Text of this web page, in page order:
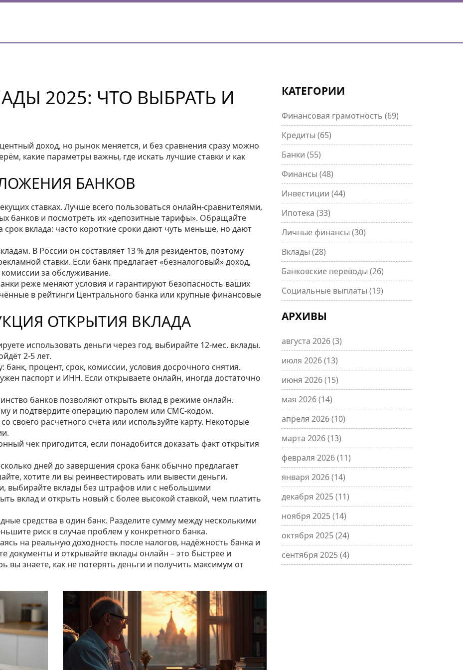
2025: ЧТО ВЫБРАТЬ И
доход, но рынок меняется, и без сравнения сразу можно
какие параметры важны, где искать лучшие ставки и как
БАНКОВ
ставках. Лучше всего пользоваться онлайн‑сравнителями,
банков и посмотреть их «депозитные тарифы». Обращайте
вклада: часто короткие сроки дают чуть меньше, но дают
В России он составляет 13 % для резидентов, поэтому
ставки. Если банк предлагает «безналоговый» доход,
за обслуживание.
реже меняют условия и гарантируют безопасность ваших
в рейтинги Центрального банка или крупные финансовые
ОТКРЫТИЯ ВКЛАДА
использовать деньги через год, выбирайте 12‑мес. вклады.
2‑5 лет.
банк, процент, срок, комиссии, условия досрочного снятия.
паспорт и ИНН. Если открываете онлайн, иногда достаточно
банков позволяют открыть вклад в режиме онлайн.
и подтвердите операцию паролем или СМС‑кодом.
своего расчётного счёта или используйте карту. Некоторые
чек пригодится, если понадобится доказать факт открытия
дней до завершения срока банк обычно предлагает
хотите ли вы реинвестировать или вывести деньги.
выбирайте вклады без штрафов или с небольшими
вклад и открыть новый с более высокой ставкой, чем платить
средства в один банк. Разделите сумму между несколькими
риск в случае проблем у конкретного банка.
на реальную доходность после налогов, надёжность банка и
документы и открывайте вклады онлайн – это быстрее и
вы знаете, как не потерять деньги и получить максимум от
КАТЕГОРИИ
Финансовая грамотность (69)
Кредиты (65)
Банки (55)
Финансы (48)
Инвестиции (44)
Ипотека (33)
Личные финансы (30)
Вклады (28)
Банковские переводы (26)
Социальные выплаты (19)
АРХИВЫ
августа 2026(3)
июля 2026(13)
июня 2026(15)
мая 2026(14)
апреля 2026(10)
марта 2026(13)
февраля 2026(11)
января 2026(14)
декабря 2025(11)
ноября 2025(14)
октября 2025(24)
сентября 2025(4)